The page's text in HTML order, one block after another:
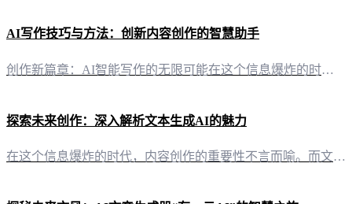
AI写作技巧与方法：创新内容创作的智慧助手
创作新篇章：AI智能写作的无限可能在这个信息爆炸的时代，内容创作已成为个人和企业的核心竞争力。然而，面对日益繁重的创作任务，如何高效地产出高质量内容成为了许多人头疼的问题。今天，就让我们一同探索AI写作的技巧与方法，揭开“有一云AI”这款创新型AI智能写作+排版软件的神秘面纱。 内容排版：千款皮肤，打造个性化风格在内容排版方面，“有一云AI”以其丰富的设计库脱颖而出。它提供了包含标题、内容、图文
探索未来创作：深入解析文本生成AI的魅力
在这个信息爆炸的时代，内容创作的重要性不言而喻。而文本生成AI，作为人工智能领域的佼佼者，正以其独特的魅力，改变着我们的创作方式。 二、文本生成AI的强大功能：从基础创作到创意无限 2.1 自动化创作：告别重复，拥抱效率“有一云AI”作为一款创新的AI智能写作+排版软件，通过其强大的AI技术，能够自动化完成大部分的创作需求，让创作者从繁琐的重复劳动中解放出来。 2.2 多平台支持：一应俱全，满足多